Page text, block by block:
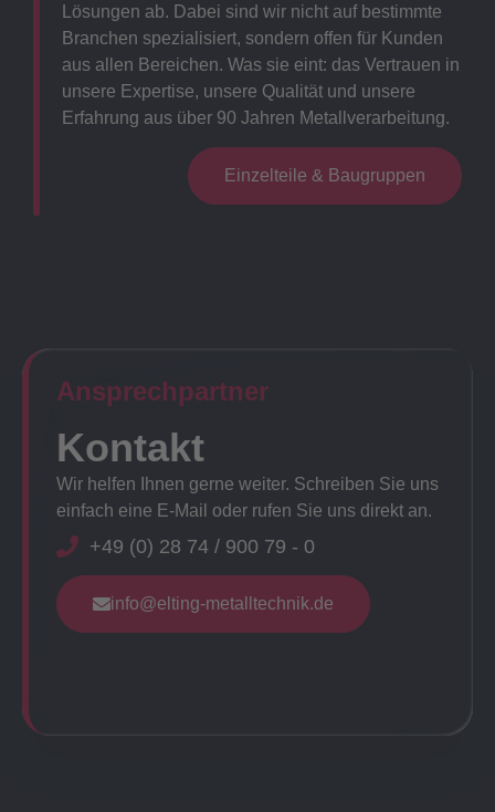
Lösungen ab. Dabei sind wir nicht auf bestimmte
Branchen spezialisiert, sondern offen für Kunden
aus allen Bereichen. Was sie eint: das Vertrauen in
unsere Expertise, unsere Qualität und unsere
Erfahrung aus über 90 Jahren Metallverarbeitung.
Einzelteile & Baugruppen
Ansprechpartner​
Kontakt
Wir helfen Ihnen gerne weiter. Schreiben Sie uns
einfach eine E-Mail oder rufen Sie uns direkt an.
+49 (0) 28 74 / 900 79 - 0
info@elting-metalltechnik.de